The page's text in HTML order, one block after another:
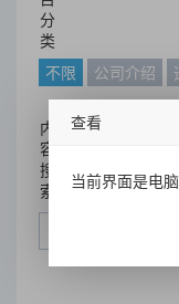
分
类
不限
公司介绍
内
容
搜
索
查看
当前界面是电